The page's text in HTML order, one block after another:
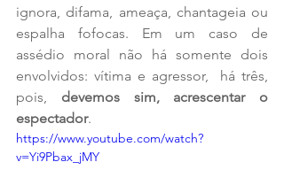
ignora, difama, ameaça, chantageia ou
espalha fofocas. Em um caso de
assédio moral não há somente dois
envolvidos: vítima e agressor,  há três,
pois, devemos sim, acrescentar o
espectador.
https://www.youtube.com/watch?
v=Yi9Pbax_jMY